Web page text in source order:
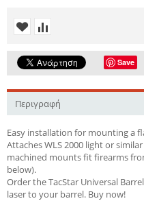
Save
Περιγραφή
Easy installation for mounting a
Attaches WLS 2000 light or
machined mounts fit firearms
below).
Order the TacStar Universal
laser to your barrel. Buy now!